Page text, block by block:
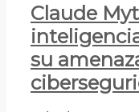
Claude
su